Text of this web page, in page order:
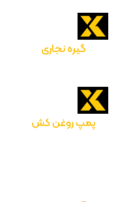
گیره نجاری
پمپ روغن کش